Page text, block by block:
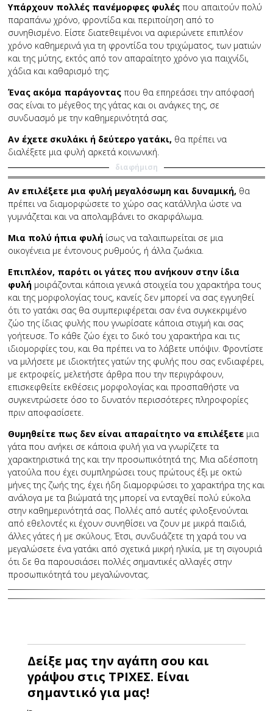
Υπάρχουν πολλές πανέμορφες φυλές που απαιτούν πολύ
παραπάνω χρόνο, φροντίδα και περιποίηση από το
συνηθισμένο. Είστε διατεθειμένοι να αφιερώνετε επιπλέον
χρόνο καθημερινά για τη φροντίδα του τριχώματος, των ματιών
και της μύτης, εκτός από τον απαραίτητο χρόνο για παιχνίδι,
χάδια και καθαρισμό της;
Ένας ακόμα παράγοντας που θα επηρεάσει την απόφασή
σας είναι το μέγεθος της γάτας και οι ανάγκες της, σε
συνδυασμό με την καθημερινότητά σας.
Αν έχετε σκυλάκι ή δεύτερο γατάκι, θα πρέπει να
διαλέξετε μια φυλή αρκετά κοινωνική.
διαφήμιση
Αν επιλέξετε μια φυλή μεγαλόσωμη και δυναμική, θα
πρέπει να διαμορφώσετε το χώρο σας κατάλληλα ώστε να
γυμνάζεται και να απολαμβάνει το σκαρφάλωμα.
Μια πολύ ήπια φυλή ίσως να ταλαιπωρείται σε μια
οικογένεια με έντονους ρυθμούς, ή άλλα ζωάκια.
Επιπλέον, παρότι οι γάτες που ανήκουν στην ίδια
φυλή μοιράζονται κάποια γενικά στοιχεία του χαρακτήρα τους
και της μορφολογίας τους, κανείς δεν μπορεί να σας εγγυηθεί
ότι το γατάκι σας θα συμπεριφέρεται σαν ένα συγκεκριμένο
ζώο της ίδιας φυλής που γνωρίσατε κάποια στιγμή και σας
γοήτευσε. Το κάθε ζώο έχει το δικό του χαρακτήρα και τις
ιδιομορφίες του, και θα πρέπει να το λάβετε υπόψιν. Φροντίστε
να μιλήσετε με ιδιοκτήτες γατών της φυλής που σας ενδιαφέρει,
με εκτροφείς, μελετήστε άρθρα που την περιγράφουν,
επισκεφθείτε εκθέσεις μορφολογίας και προσπαθήστε να
συγκεντρώσετε όσο το δυνατόν περισσότερες πληροφορίες
πριν αποφασίσετε.
Θυμηθείτε πως δεν είναι απαραίτητο να επιλέξετε μια
γάτα που ανήκει σε κάποια φυλή για να γνωρίζετε τα
χαρακτηριστικά της και την προσωπικότητά της. Μια αδέσποτη
γατούλα που έχει συμπληρώσει τους πρώτους έξι με οκτώ
μήνες της ζωής της, έχει ήδη διαμορφώσει το χαρακτήρα της και
ανάλογα με τα βιώματά της μπορεί να ενταχθεί πολύ εύκολα
στην καθημερινότητά σας. Πολλές από αυτές φιλοξενούνται
από εθελοντές κι έχουν συνηθίσει να ζουν με μικρά παιδιά,
άλλες γάτες ή με σκύλους. Έτσι, συνδυάζετε τη χαρά του να
μεγαλώσετε ένα γατάκι από σχετικά μικρή ηλικία, με τη σιγουριά
ότι δε θα παρουσιάσει πολλές σημαντικές αλλαγές στην
προσωπικότητά του μεγαλώνοντας.
Δείξε μας την αγάπη σου και
γράψου στις ΤΡΙΧΕΣ. Είναι
σημαντικό για μας!